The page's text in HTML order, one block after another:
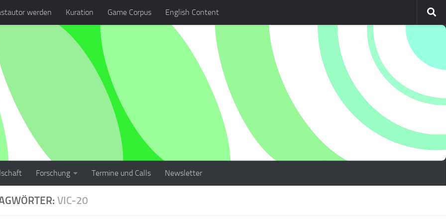
werden Kuration Game Corpus English Content
Forschung Termine und Calls Newsletter
VIC-20